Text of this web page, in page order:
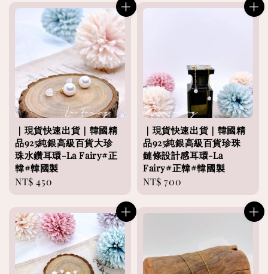
｜現貨快速出貨｜韓國精
品925純銀高級百貨大珍
珠水鑽耳環-La Fairy#正
韓#韓國製
Regular
NT$ 450
｜現貨快速出貨｜韓國精
品925純銀高級百貨珍珠
鏈條設計感耳環-La
Fairy#正韓#韓國製
Regular
NT$ 700